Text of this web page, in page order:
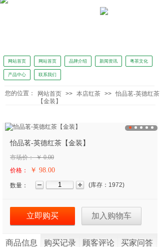
网站首页 网站首页 品牌介绍 新闻资讯 粤茶文化
产品中心 联系我们
您的位置： 网站首页 >> 本店红茶 >> 怡品茗-英德红茶
【金装】
怡品茗-英德红茶【金装】
市场价： ￥0.00
价格：
￥ 98.00
数量： (库存： 1972)
立即购买 加入购物车
商品信息 购买记录 顾客评论 买家问答